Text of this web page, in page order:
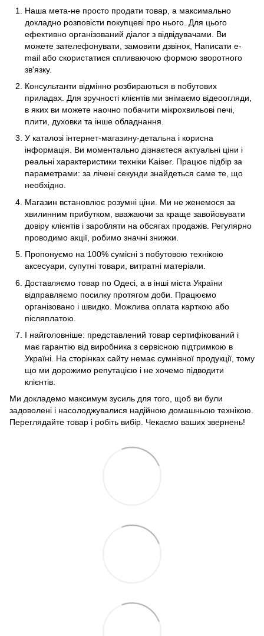
Наша мета-не просто продати товар, а максимально
докладно розповісти покупцеві про нього. Для цього
ефективно організований діалог з відвідувачами. Ви
можете зателефонувати, замовити дзвінок, Написати e-
mail або скористатися спливаючою формою зворотного
зв'язку.
Консультанти відмінно розбираються в побутових
приладах. Для зручності клієнтів ми знімаємо відеоогляди,
в яких ви можете наочно побачити мікрохвильові печі,
плити, духовки та інше обладнання.
У каталозі інтернет-магазину-детальна і корисна
інформація. Ви моментально дізнаєтеся актуальні ціни і
реальні характеристики техніки Kaiser. Працює підбір за
параметрами: за лічені секунди знайдеться саме те, що
необхідно.
Магазин встановлює розумні ціни. Ми не женемося за
хвилинним прибутком, вважаючи за краще завойовувати
довіру клієнтів і заробляти на обсягах продажів. Регулярно
проводимо акції, робимо значні знижки.
Пропонуємо на 100% сумісні з побутовою технікою
аксесуари, супутні товари, витратні матеріали.
Доставляємо товар по Одесі, а в інші міста України
відправляємо посилку протягом доби. Працюємо
організовано і швидко. Можлива оплата карткою або
післяплатою.
І найголовніше: представлений товар сертифікований і
має гарантію від виробника з сервісною підтримкою в
Україні. На сторінках сайту немає сумнівної продукції, тому
що ми дорожимо репутацією і не хочемо підводити
клієнтів.
Ми докладемо максимум зусиль для того, щоб ви були
задоволені і насолоджувалися надійною домашньою технікою.
Переглядайте товар і робіть вибір. Чекаємо ваших звернень!